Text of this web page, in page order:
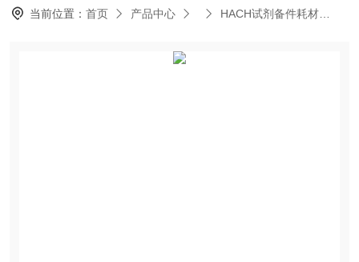
当前位置：首页 产品中心 HACH试剂备件耗材